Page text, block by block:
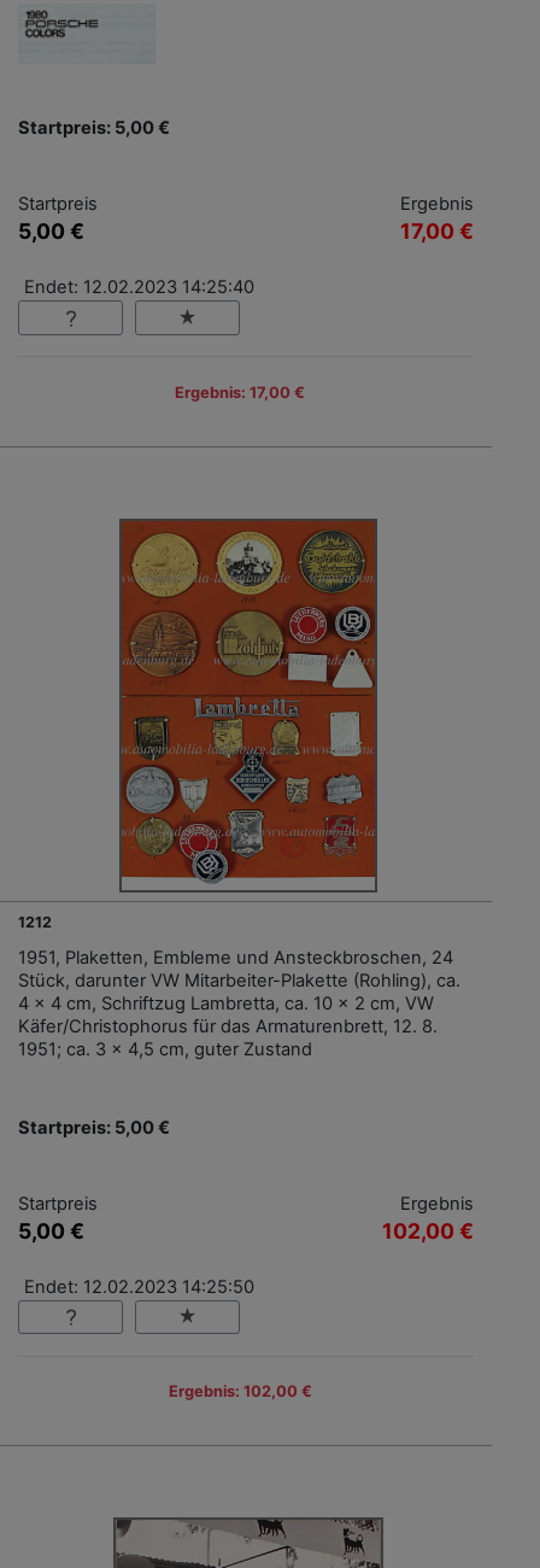
Startpreis: 5,00 €
Startpreis
5,00 €
Ergebnis
17,00 €
Endet: 12.02.2023 14:25:40
Ergebnis: 17,00 €
1212
1951, Plaketten, Embleme und Ansteckbroschen, 24
Stück, darunter VW Mitarbeiter-Plakette (Rohling), ca.
4 x 4 cm, Schriftzug Lambretta, ca. 10 x 2 cm, VW
Käfer/Christophorus für das Armaturenbrett, 12. 8.
1951; ca. 3 x 4,5 cm, guter Zustand
Startpreis: 5,00 €
Startpreis
5,00 €
Ergebnis
102,00 €
Endet: 12.02.2023 14:25:50
Ergebnis: 102,00 €